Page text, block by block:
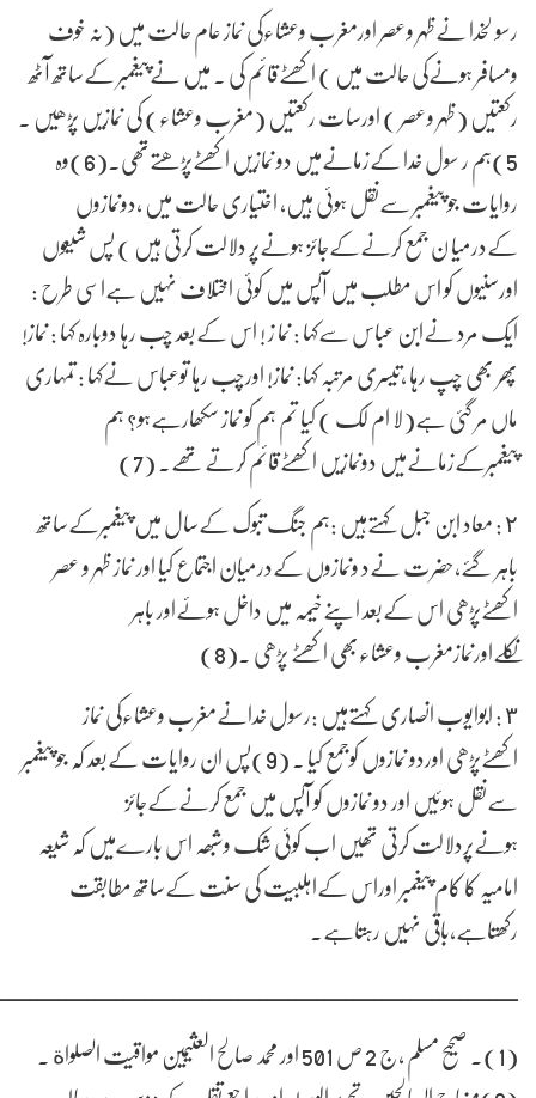
رسو لخدا نےظہر وعصر اورمغرب وعشاءکی نماز عام حالت میں (نہ خوف
ومسافر ہونےکی حالت میں ) اکھٹےقائم کی ۔ میں نےپیغمبر کےساتھ آٹھ
رکعتیں (ظہر وعصر ) اورسات رکعتیں (مغرب وعشاء) کی نمازیں پڑھیں ۔
5)ہم ر سول خدا کےزمانےمیں دو نمازیں اکھٹےپڑھتےتھی۔(6)وہ
روایات جو پیغمبر سےنقل ہوئی ہیں، اختیاری حالت میں ،دونمازوں
کےدرمیا ن جمع کرنےکےجائز ہونےپر دلالت کرتی ہیں ) پس شیعوں
اورسنیوں کو اس مطلب میں آپس میں کوئی اختلاف نہیں ہےاسی طرح :
ایک مرد نےابن عباس سےکہا : نما ز ! اس کےبعد چب رہا دوبارہ کہا : نماز!
پھر بھی چپ رہا ،تیسری مرتبہ کہا: نماز! اورچب رہا توعباس نےکہا : تمہاری
ماں مر گئی ہے(لا ام لک ) کیا تم ہم کو نماز سکھارہےہو؟ ہم
پیغمبرکےزمانےمیں دونمازیں اکھٹےقائم کرتےتھے۔ (7)
٢ : معاد ابن جبل کہتےہیں :ہم جنگ تبوک کےسال میں پیغمبرکےساتھ
باہر گئے،حضرت نےد ونمازوں کےدرمیان اجتماع کیا اور نماز ظہر و عصر
اکھٹےپڑھی اس کےبعد اپنےخیمہ میں داخل ہوئےاور باہر
نکلےاورنمازمغرب وعشاءبھی اکھٹے پڑھی ۔(8)
٣ : ابوایوب انصاری کہتےہیں :رسول خدانےمغرب وعشاءکی نماز
اکھٹےپڑھی اوردو نمازوں کوجمع کیا ۔ (9)پس ان روایات کےبعد کہ جو پیغمبر
سےنقل ہوئیں اور دو نمازوں کو آپس میں جمع کرنےکےجائز
ہونےپردلالت کرتی تھیں اب کوئی شک وشبھہ اس بارےمیں کہ شیعہ
امامیہ کا کام پیغمبر اوراس کےاہلبیت کی سنت کےساتھ مطابقت
رکھتاہے،باقی نہیں رہتاہے۔
(1)۔ صحیح مسلم ،ج 2 ص 501 اور محمد صالح العثیمین مواقیت الصلواة ۔